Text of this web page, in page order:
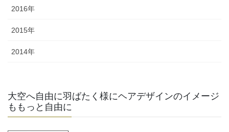
2016年
2015年
2014年
大空へ自由に羽ばたく様にヘアデザインのイメージ
ももっと自由に